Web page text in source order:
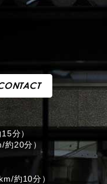
分）
20分）
約10分）